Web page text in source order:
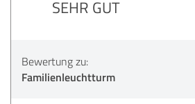
SEHR GUT
Bewertung zu:
Familienleuchtturm